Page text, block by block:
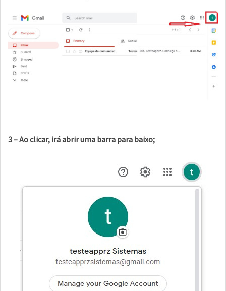
3 – Ao clicar, irá abrir uma barra para baixo;